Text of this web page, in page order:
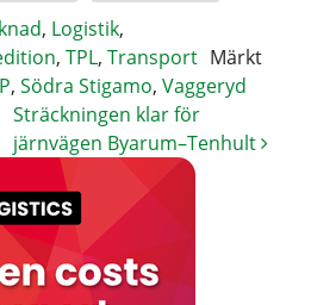
, Logistik,
, TPL, Transport Märkt
, Södra Stigamo, Vaggeryd
Sträckningen klar för
järnvägen Byarum–Tenhult